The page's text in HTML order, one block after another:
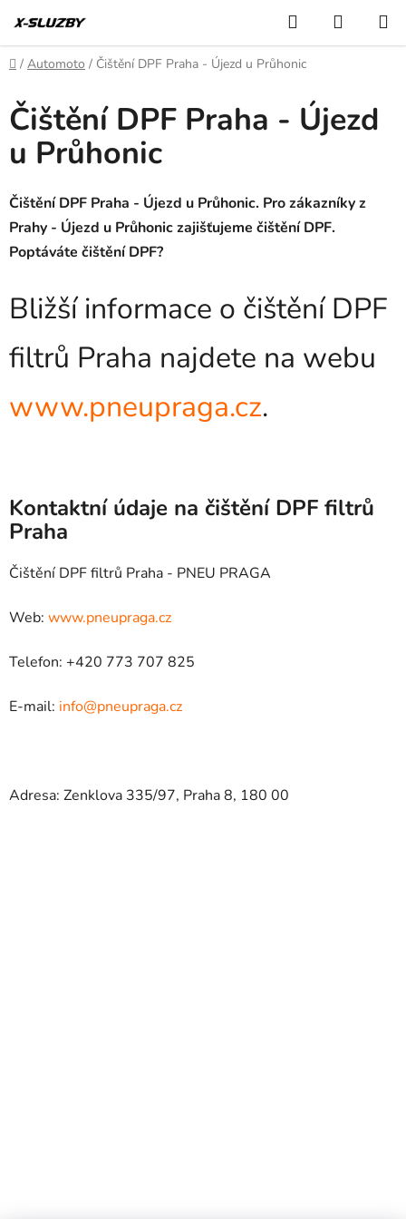
na
obsah
Hledat
KOŠÍK
Domů
/ Automoto / Čištění DPF Praha - Újezd u Průhonic
Čištění DPF Praha - Újezd
u Průhonic
Čištění DPF Praha - Újezd u Průhonic. Pro zákazníky z
Prahy - Újezd u Průhonic zajišťujeme čištění DPF.
Poptáváte čištění DPF?
Bližší informace o čištění DPF
filtrů Praha najdete na webu
www.pneupraga.cz.
Kontaktní údaje na čištění DPF filtrů
Praha
Čištění DPF filtrů Praha - PNEU PRAGA
Web: www.pneupraga.cz
Telefon: +420 773 707 825
E-mail: info@pneupraga.cz
Adresa: Zenklova 335/97, Praha 8, 180 00